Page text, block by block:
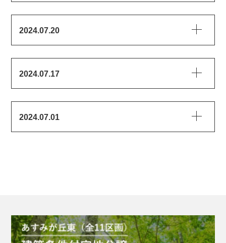
2024.07.20
2024.07.17
2024.07.01